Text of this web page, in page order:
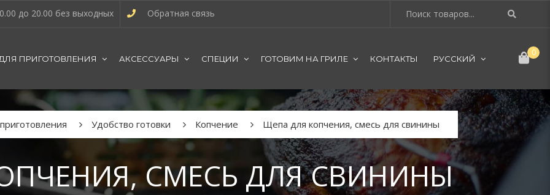
до 20.00 без выходных Обратная связь
ПРИГОТОВЛЕНИЯ АКСЕССУАРЫ СПЕЦИИ ГОТОВИМ НА ГРИЛЕ КОНТАКТЫ РУССКИЙ
0
СМЕСЬ ДЛЯ СВИНИНЫ
Удобство готовки Копчение Щепа для копчения, смесь для свинины